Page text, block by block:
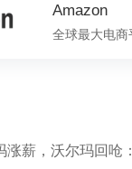
Amazon
全球最大电商
涨薪，沃尔玛回呛